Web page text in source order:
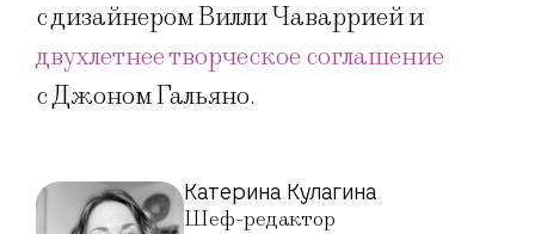
с дизайнером Вилли Чаваррией и
двухлетнее творческое соглашение
с Джоном Гальяно.
Катерина Кулагина
Шеф-редактор